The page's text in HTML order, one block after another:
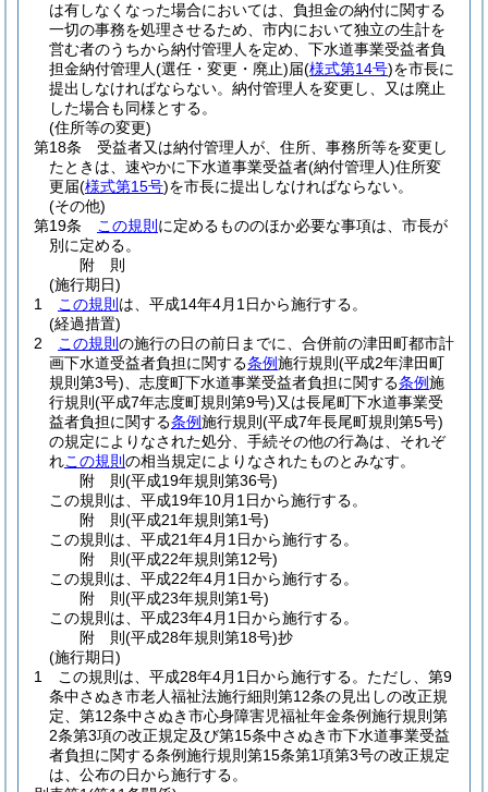
は有しなくなった場合においては、負担金の納付に関する
一切の事務を処理させるため、市内において独立の生計を
営む者のうちから納付管理人を定め、下水道事業受益者負
担金納付管理人(選任・変更・廃止)届(様式第14号)を市長に
提出しなければならない。 納付管理人を変更し、又は廃止
した場合も同様とする。
(住所等の変更)
第18条
受益者又は納付管理人が、住所、事務所等を変更し
たときは、速やかに下水道事業受益者(納付管理人)住所変
更届(様式第15号)を市長に提出しなければならない。
(その他)
第19条
この規則 に定めるもののほか必要な事項は、市長が
別に定める。
附 則
(施行期日)
1
この規則 は、平成14年4月1日から施行する。
(経過措置)
2
この規則 の施行の日の前日までに、合併前の津田町都市計
画下水道受益者負担に関する条例施行規則 (平成2年津田町
規則第3号) 、志度町下水道事業受益者負担に関する条例施
行規則 (平成7年志度町規則第9号)又は長尾町下水道事業受
益者負担に関する条例施行規則 (平成7年長尾町規則第5号)
の規定によりなされた処分、手続その他の行為は、それぞ
れこの規則 の相当規定によりなされたものとみなす。
附 則(平成19年規則第36号)
この規則は、平成19年10月1日から施行する。
附 則(平成21年規則第1号)
この規則は、平成21年4月1日から施行する。
附 則(平成22年規則第12号)
この規則は、平成22年4月1日から施行する。
附 則(平成23年規則第1号)
この規則は、平成23年4月1日から施行する。
附 則(平成28年規則第18号)抄
(施行期日)
1
この規則は、平成28年4月1日から施行する。 ただし、第9
条中さぬき市老人福祉法施行細則第12条の見出しの改正規
定、第12条中さぬき市心身障害児福祉年金条例施行規則第
2条第3項の改正規定及び第15条中さぬき市下水道事業受益
者負担に関する条例施行規則第15条第1項第3号の改正規定
は、公布の日から施行する。